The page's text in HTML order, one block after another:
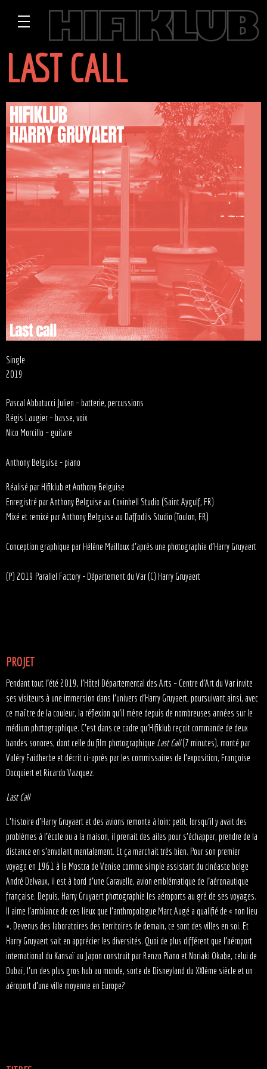
LAST CALL
Single
2019
Pascal Abbatucci Julien – batterie, percussions
Régis Laugier – basse, voix
Nico Morcillo – guitare
Anthony Belguise - piano
Réalisé par Hifiklub et Anthony Belguise
Enregistré par Anthony Belguise au Coxinhell Studio (Saint Aygulf, FR)
Mixé et remixé par Anthony Belguise au Daffodils Studio (Toulon, FR)
Conception graphique par Hélène Mailloux d'après une photographie d'Harry Gruyaert
(P) 2019 Parallel Factory - Département du Var (C) Harry Gruyaert
PROJET
Pendant tout l’été 2019, l’Hôtel Départemental des Arts – Centre d’Art du Var invite
ses visiteurs à une immersion dans l’univers d’Harry Gruyaert, poursuivant ainsi, avec
ce maître de la couleur, la réflexion qu’il mène depuis de nombreuses années sur le
médium photographique. C’est dans ce cadre qu’Hifiklub reçoit commande de deux
bandes sonores, dont celle du film photographique Last Call(7 minutes), monté par
Valéry Faidherbe et décrit ci-après par les commissaires de l’exposition, Françoise
Docquiert et Ricardo Vazquez.
Last Call
L’histoire d’Harry Gruyaert et des avions remonte à loin: petit, lorsqu’il y avait des
problèmes à l’école ou a la maison, il prenait des ailes pour s’échapper, prendre de la
distance en s’envolant mentalement. Et ça marchait très bien. Pour son premier
voyage en 1961 à la Mostra de Venise comme simple assistant du cinéaste belge
André Delvaux, il est à bord d’une Caravelle, avion emblématique de l’aéronautique
française. Depuis, Harry Gruyaert photographie les aéroports au gré de ses voyages.
Il aime l’ambiance de ces lieux que l’anthropologue Marc Augé a qualifié de « non lieu
». Devenus des laboratoires des territoires de demain, ce sont des villes en soi. Et
Harry Gruyaert sait en apprécier les diversités. Quoi de plus différent que l’aéroport
international du Kansaï au Japon construit par Renzo Piano et Noriaki Okabe, celui de
Dubaï, l’un des plus gros hub au monde, sorte de Disneyland du XXIème siècle et un
aéroport d’une ville moyenne en Europe?